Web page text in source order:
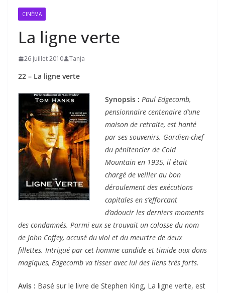
CINÉMA
La ligne verte
26 juillet 2010 Tanja
22 – La ligne verte
Synopsis : Paul Edgecomb,
pensionnaire centenaire d’une
maison de retraite, est hanté
par ses souvenirs. Gardien-chef
du pénitencier de Cold
Mountain en 1935, il était
chargé de veiller au bon
déroulement des exécutions
capitales en s’efforcant
d’adoucir les derniers moments
des condamnés. Parmi eux se trouvait un colosse du nom
de John Coffey, accusé du viol et du meurtre de deux
fillettes. Intrigué par cet homme candide et timide aux dons
magiques, Edgecomb va tisser avec lui des liens très forts.
Avis : Basé sur le livre de Stephen King, La ligne verte, est